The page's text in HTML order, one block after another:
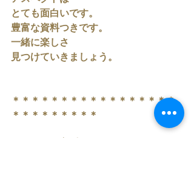
とても面白いです。
豊富な資料つきです。
一緒に楽しさ
見つけていきましょう。
＊＊＊＊＊＊＊＊＊＊＊＊＊＊＊＊＊
＊＊＊＊＊＊＊＊＊